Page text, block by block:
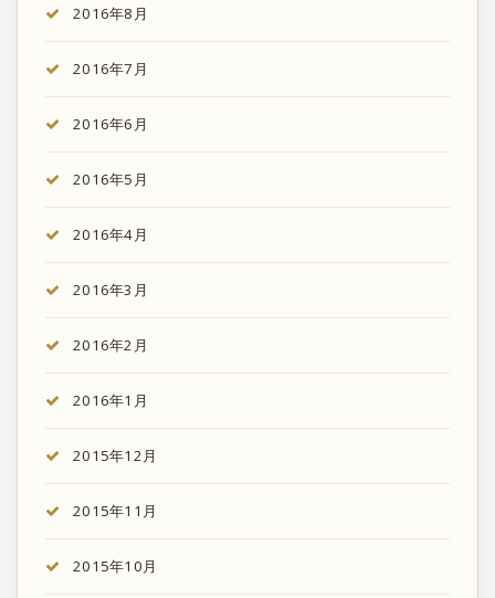
2016年8月
2016年7月
2016年6月
2016年5月
2016年4月
2016年3月
2016年2月
2016年1月
2015年12月
2015年11月
2015年10月